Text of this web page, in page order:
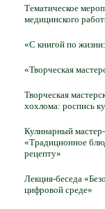
Тематическое
медицинского
«С книгой по
«Творческая
Творческая
хохлома: роспись
Кулинарный мастер-
«Традиционное
рецепту»
Лекция-беседа
цифровой среде»